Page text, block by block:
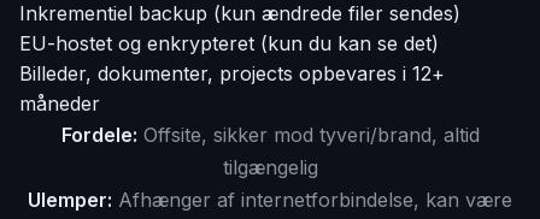
Inkrementiel backup (kun ændrede filer sendes)
EU-hostet og enkrypteret (kun du kan se det)
Billeder, dokumenter, projects opbevares i 12+
måneder
Fordele: Offsite, sikker mod tyveri/brand, altid
tilgængelig
Ulemper: Afhænger af internetforbindelse, kan være